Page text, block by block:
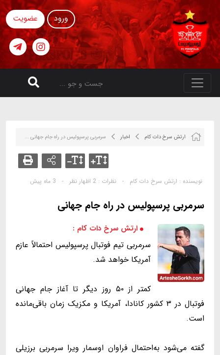
ورود عضویت
ارتش سرخ دات کام اخبار سرمربی پرسپولیس در راه جام جهانی ...
نویسنده : ارتش سرخ دات کام - نظرات : 2 اظهار نظر - 3 ماه پیش
سرمربی پرسپولیس در راه جام جهانی
ارتش سرخ دات کام :
سرمربی تیم فوتبال پرسپولیس احتمالاً عازم
آمریکا خواهد شد.
کمتر از ۵۰ روز دیگر تا آغاز جام جهانی
فوتبال در ۳ کشور کانادا، آمریکا و مکزیک زمان باقی‌مانده
است.
گفته می‌شود به‌احتمال فراوان اوسمار ویرا سرمربی برزیلی